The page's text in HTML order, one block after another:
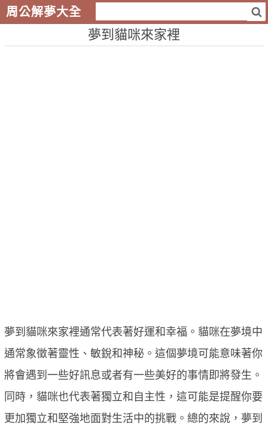
周公解夢大全
夢到貓咪來家裡
夢到貓咪來家裡通常代表著好運和幸福。貓咪在夢境中
通常象徵著靈性、敏銳和神秘。這個夢境可能意味著你
將會遇到一些好訊息或者有一些美好的事情即將發生。
同時，貓咪也代表著獨立和自主性，這可能是提醒你要
更加獨立和堅強地面對生活中的挑戰。總的來說，夢到